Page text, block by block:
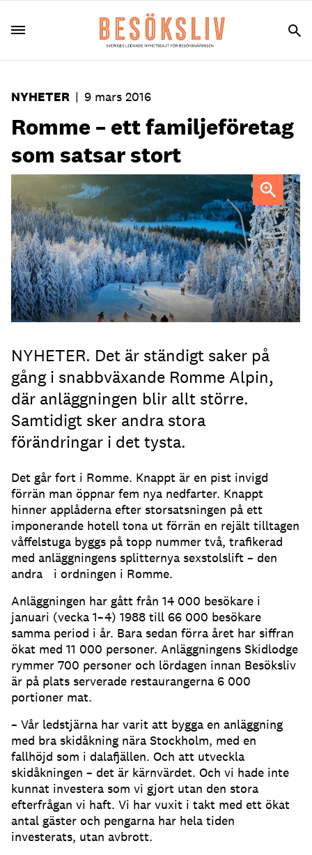
NYHETER | 9 mars 2016
Romme – ett familjeföretag
som satsar stort
Anläggningen har gått från 14 000 besökare i januari 1988
till 66 000 besökare samma period i år.
NYHETER. Det är ständigt saker på
gång i snabbväxande Romme Alpin,
där anläggningen blir allt större.
Samtidigt sker andra stora
förändringar i det tysta.
Det går fort i Romme. Knappt är en pist invigd
förrän man öppnar fem nya nedfarter. Knappt
hinner applåderna efter storsatsningen på ett
imponerande hotell tona ut förrän en rejält tilltagen
våffelstuga byggs på topp nummer två, trafikerad
med anläggningens splitternya sexstolslift – den
andra i ordningen i Romme.
Anläggningen har gått från 14 000 besökare i
januari (vecka 1–4) 1988 till 66 000 besökare
samma period i år. Bara sedan förra året har siffran
ökat med 11 000 personer. Anläggningens Skidlodge
rymmer 700 personer och lördagen innan Besöksliv
är på plats serverade restaurangerna 6 000
portioner mat.
– Vår ledstjärna har varit att bygga en anläggning
med bra skidåkning nära Stockholm, med en
fallhöjd som i dalafjällen. Och att utveckla
skidåkningen – det är kärnvärdet. Och vi hade inte
kunnat investera som vi gjort utan den stora
efterfrågan vi haft. Vi har vuxit i takt med ett ökat
antal gäster och pengarna har hela tiden
investerats, utan avbrott.